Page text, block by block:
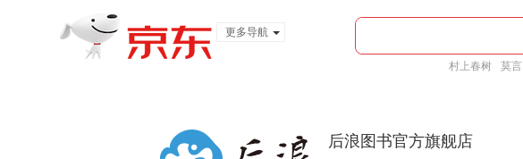
更多导航
村上春树 莫言
后浪图书官方旗舰店